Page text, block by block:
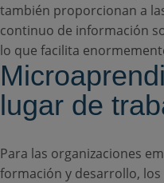
también proporcionan a
continuo de información
lo que facilita
lugar de
Para las organizaciones
formación y desarrollo,